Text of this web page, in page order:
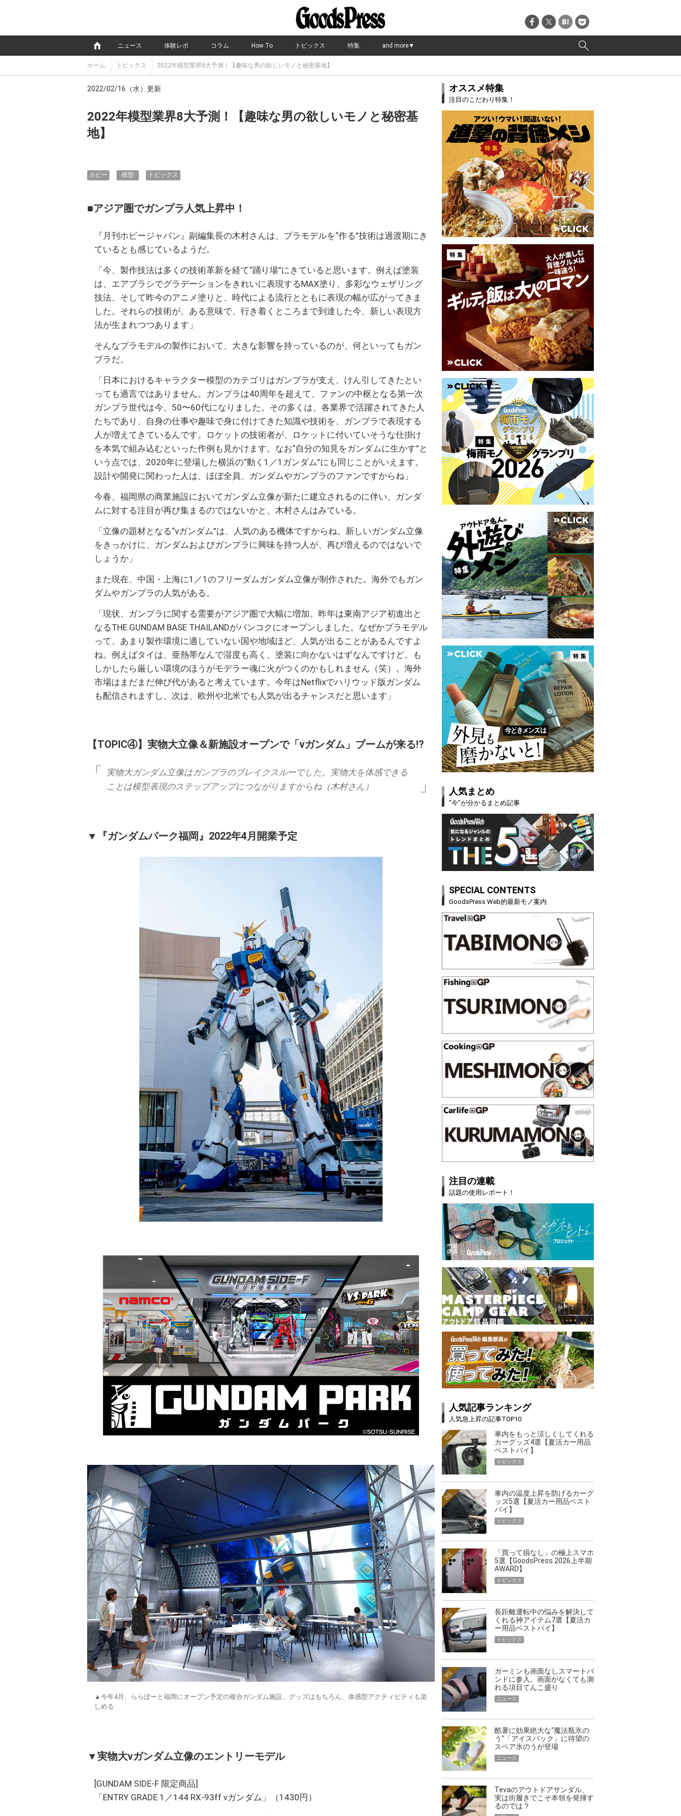
ニュース 体験レポ コラム How To トピックス 特集 and more▼
ホーム トピックス 2022年模型業界8大予測！【趣味な男の欲しいモノと秘密基地】
2022/02/16（水）更新
2022年模型業界8大予測！【趣味な男の欲しいモノと秘密基
地】
ホビー 模型 トピックス
■アジア圏でガンプラ人気上昇中！
『月刊ホビージャパン』副編集長の木村さんは、プラモデルを“作る”技術は過渡期にき
ているとも感じているようだ。
「今、製作技法は多くの技術革新を経て“踊り場”にきていると思います。例えば塗装
は、エアブラシでグラデーションをきれいに表現するMAX塗り、多彩なウェザリング
技法、そして昨今のアニメ塗りと、時代による流行とともに表現の幅が広がってきま
した。それらの技術が、ある意味で、行き着くところまで到達した今、新しい表現方
法が生まれつつあります」
そんなプラモデルの製作において、大きな影響を持っているのが、何といってもガン
プラだ。
「日本におけるキャラクター模型のカテゴリはガンプラが支え、けん引してきたとい
っても過言ではありません。ガンプラは40周年を超えて、ファンの中枢となる第一次
ガンプラ世代は今、50〜60代になりました。その多くは、各業界で活躍されてきた人
たちであり、自身の仕事や趣味で身に付けてきた知識や技術を、ガンプラで表現する
人が増えてきているんです。ロケットの技術者が、ロケットに付いていそうな仕掛け
を本気で組み込むといった作例も見かけます。なお“自分の知見をガンダムに生かす”と
いう点では、2020年に登場した横浜の“動く1／1ガンダム”にも同じことがいえます。
設計や開発に関わった人は、ほぼ全員、ガンダムやガンプラのファンですからね」
今春、福岡県の商業施設においてガンダム立像が新たに建立されるのに伴い、ガンダ
ムに対する注目が再び集まるのではないかと、木村さんはみている。
「立像の題材となる“νガンダム”は、人気のある機体ですからね。新しいガンダム立像
をきっかけに、ガンダムおよびガンプラに興味を持つ人が、再び増えるのではないで
しょうか」
また現在、中国・上海に1／1のフリーダムガンダム立像が制作された。海外でもガン
ダムやガンプラの人気がある。
「現状、ガンプラに関する需要がアジア圏で大幅に増加。昨年は東南アジア初進出と
なるTHE GUNDAM BASE THAILANDがバンコクにオープンしました。なぜかプラモデル
って、あまり製作環境に適していない国や地域ほど、人気が出ることがあるんですよ
ね。例えばタイは、亜熱帯なんで湿度も高く、塗装に向かないはずなんですけど。も
しかしたら厳しい環境のほうがモデラー魂に火がつくのかもしれません（笑）。海外
市場はまだまだ伸び代があると考えています。今年はNetflixでハリウッド版ガンダム
も配信されますし、次は、欧州や北米でも人気が出るチャンスだと思います」
【TOPIC④】実物大立像＆新施設オープンで「νガンダム」ブームが来る!?
実物大ガンダム立像はガンプラのブレイクスルーでした。実物大を体感できる
ことは模型表現のステップアップにつながりますからね（木村さん）
▼『ガンダムパーク福岡』2022年4月開業予定
▲今年4月、ららぽーと福岡にオープン予定の複合ガンダム施設。グッズはもちろん、体感型アクティビティも楽
しめる
▼実物大νガンダム立像のエントリーモデル
[GUNDAM SIDE-F 限定商品]
「ENTRY GRADE 1／144 RX-93ff νガンダム」（1430円）
オススメ特集
注目のこだわり特集！
人気まとめ
"今"が分かるまとめ記事
SPECIAL CONTENTS
GoodsPress Web的最新モノ案内
注目の連載
話題の使用レポート！
人気記事ランキング
人気急上昇の記事TOP10
車内をもっと涼しくしてくれる
カーグッズ4選【夏活カー用品
ベストバイ】
1位
トピックス
車内の温度上昇を防げるカーグ
ッズ5選【夏活カー用品ベスト
バイ】
2位
トピックス
「買って損なし」の極上スマホ
5選【GoodsPress 2026上半期
AWARD】
3位
トピックス
長距離運転中の悩みを解決して
くれる神アイテム7選【夏活カ
ー用品ベストバイ】
4位
トピックス
ガーミンも画面なしスマートバ
ンドに参入。画面がなくても測
れる項目てんこ盛り
5位
ニュース
酷暑に効果絶大な“魔法瓶氷の
う”「アイスパック」に待望の
スペア氷のうが登場
6位
ニュース
Tevaのアウトドアサンダル、
実は街履きでこそ本領を発揮す
るのでは？
7位